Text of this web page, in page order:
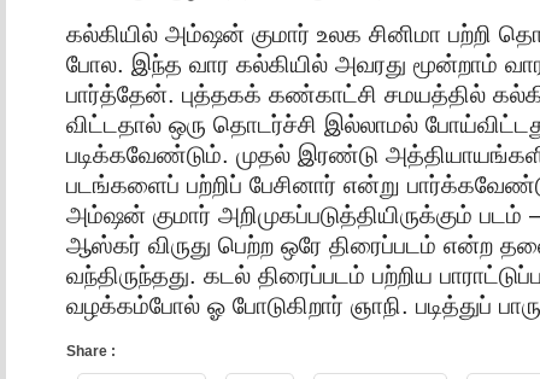
கல்கியில் அம்ஷன் குமார் உலக சினிமா பற்றி
போல. இந்த வார கல்கியில் அவரது மூன்றாம்
பார்த்தேன். புத்தகக் கண்காட்சி சமயத்தில்
விட்டதால் ஒரு தொடர்ச்சி இல்லாமல்
படிக்கவேண்டும். முதல் இரண்டு
படங்களைப் பற்றிப் பேசினார் என்று
அம்ஷன் குமார் அறிமுகப்படுத்தியிருக்கும்
ஆஸ்கர் விருது பெற்ற ஒரே திரைப்படம் என்ற
வந்திருந்தது. கடல் திரைப்படம் பற்றிய
வழக்கம்போல் ஓ போடுகிறார் ஞாநி. படித்துப்
Share :